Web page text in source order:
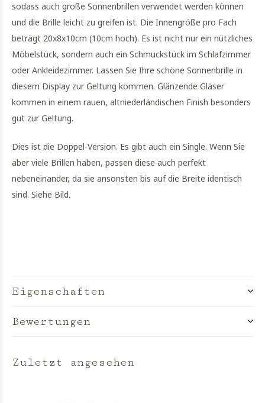
sodass auch große Sonnenbrillen verwendet werden können
und die Brille leicht zu greifen ist. Die Innengröße pro Fach
beträgt 20x8x10cm (10cm hoch). Es ist nicht nur ein nützliches
Möbelstück, sondern auch ein Schmuckstück im Schlafzimmer
oder Ankleidezimmer. Lassen Sie Ihre schöne Sonnenbrille in
diesem Display zur Geltung kommen. Glänzende Gläser
kommen in einem rauen, altniederländischen Finish besonders
gut zur Geltung.
Dies ist die Doppel-Version. Es gibt auch ein Single. Wenn Sie
aber viele Brillen haben, passen diese auch perfekt
nebeneinander, da sie ansonsten bis auf die Breite identisch
sind. Siehe Bild.
Eigenschaften
Bewertungen
Zuletzt angesehen